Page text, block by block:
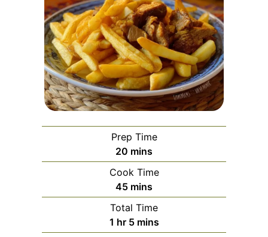
Prep Time
20 minutes
mins
Cook Time
45minutes
mins
Total Time
1 hour
hr 5minutes
mins